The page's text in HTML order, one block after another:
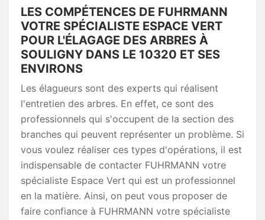
LES COMPÉTENCES DE FUHRMANN
VOTRE SPÉCIALISTE ESPACE VERT
POUR L'ÉLAGAGE DES ARBRES À
SOULIGNY DANS LE 10320 ET SES
ENVIRONS
Les élagueurs sont des experts qui réalisent
l'entretien des arbres. En effet, ce sont des
professionnels qui s'occupent de la section des
branches qui peuvent représenter un problème. Si
vous voulez réaliser ces types d'opérations, il est
indispensable de contacter FUHRMANN votre
spécialiste Espace Vert qui est un professionnel
en la matière. Ainsi, on peut vous proposer de
faire confiance à FUHRMANN votre spécialiste